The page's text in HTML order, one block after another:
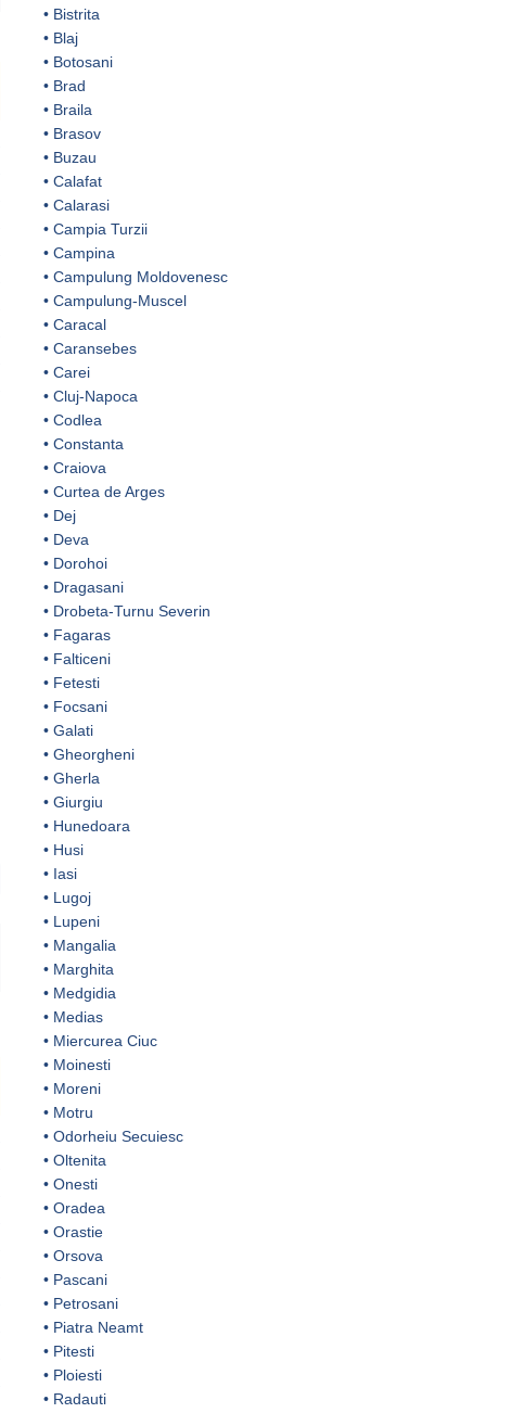
• Bistrita
• Blaj
• Botosani
• Brad
• Braila
• Brasov
• Buzau
• Calafat
• Calarasi
• Campia Turzii
• Campina
• Campulung Moldovenesc
• Campulung-Muscel
• Caracal
• Caransebes
• Carei
• Cluj-Napoca
• Codlea
• Constanta
• Craiova
• Curtea de Arges
• Dej
• Deva
• Dorohoi
• Dragasani
• Drobeta-Turnu Severin
• Fagaras
• Falticeni
• Fetesti
• Focsani
• Galati
• Gheorgheni
• Gherla
• Giurgiu
• Hunedoara
• Husi
• Iasi
• Lugoj
• Lupeni
• Mangalia
• Marghita
• Medgidia
• Medias
• Miercurea Ciuc
• Moinesti
• Moreni
• Motru
• Odorheiu Secuiesc
• Oltenita
• Onesti
• Oradea
• Orastie
• Orsova
• Pascani
• Petrosani
• Piatra Neamt
• Pitesti
• Ploiesti
• Radauti